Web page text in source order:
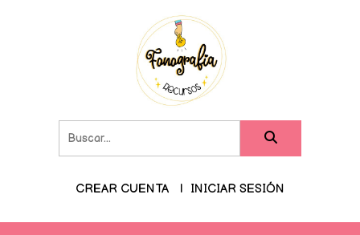
CREAR CUENTA INICIAR SESIÓN